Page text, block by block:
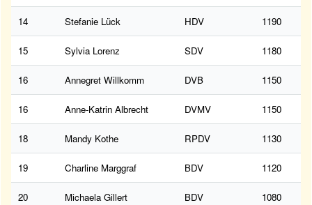
14 Stefanie Lück HDV 1190
15 Sylvia Lorenz SDV 1180
16 Annegret Willkomm DVB 1150
16 Anne-Katrin Albrecht DVMV 1150
18 Mandy Kothe RPDV 1130
19 Charline Marggraf BDV 1120
20 Michaela Gillert BDV 1080